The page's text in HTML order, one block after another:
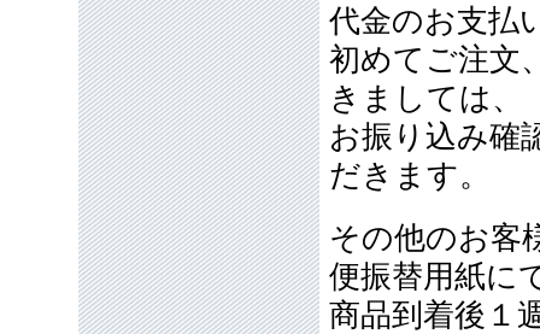
代金のお支払
初めてご注文
きましては、
お振り込み確
だきます。
その他のお客
便振替用紙に
商品到着後１